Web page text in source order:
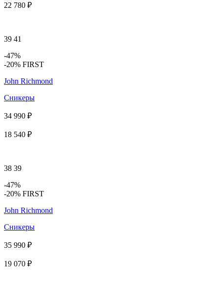
22 780 ₽
39 41
-47%
-20% FIRST
John Richmond
Сникеры
34 990 ₽
18 540 ₽
38 39
-47%
-20% FIRST
John Richmond
Сникеры
35 990 ₽
19 070 ₽